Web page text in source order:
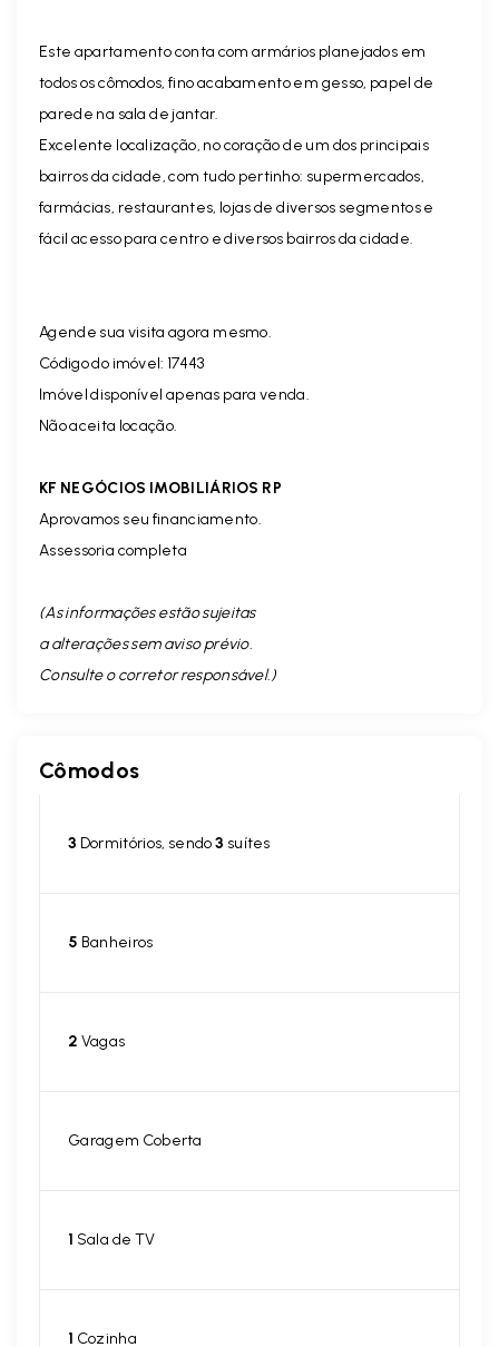
Este apartamento conta com armários planejados em
todos os cômodos, fino acabamento em gesso, papel de
parede na sala de jantar.
Excelente localização, no coração de um dos principais
bairros da cidade, com tudo pertinho: supermercados,
farmácias, restaurantes, lojas de diversos segmentos e
fácil acesso para centro e diversos bairros da cidade.
Agende sua visita agora mesmo.
Código do imóvel: 17443
Imóvel disponível apenas para venda.
Não aceita locação.
KF NEGÓCIOS IMOBILIÁRIOS RP
Aprovamos seu financiamento.
Assessoria completa
(As informações estão sujeitas
a alterações sem aviso prévio.
Consulte o corretor responsável. )
Cômodos
3 Dormitórios, sendo3 suítes
5 Banheiros
2 Vagas
Garagem Coberta
1 Sala de TV
1 Cozinha